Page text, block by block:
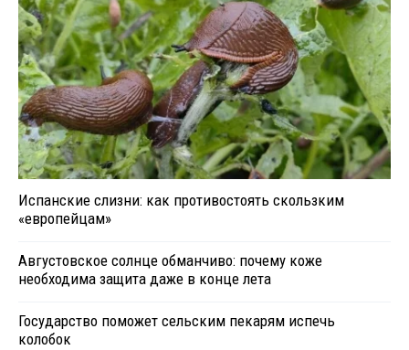
Испанские слизни: как противостоять скользким
«европейцам»
Августовское солнце обманчиво: почему коже
необходима защита даже в конце лета
Государство поможет сельским пекарям испечь
колобок